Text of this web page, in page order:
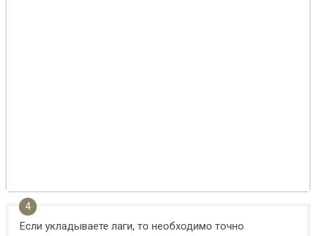
Если укладываете лаги, то необходимо точно